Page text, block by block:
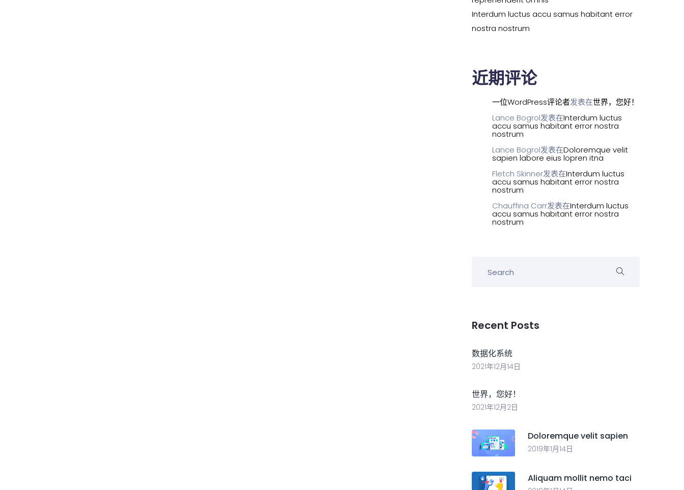
Interdum luctus accu samus habitant error
nostra nostrum
近期评论
一位WordPress评论者发表在世界，您好！
Lance Bogrol发表在Interdum luctus
accu samus habitant error nostra
nostrum
Lance Bogrol发表在Doloremque velit
sapien labore eius lopren itna
Fletch Skinner发表在Interdum luctus
accu samus habitant error nostra
nostrum
Chauffina Carr发表在Interdum luctus
accu samus habitant error nostra
nostrum
Recent Posts
数据化系统
2021年12月14日
世界，您好！
2021年12月2日
Doloremque velit sapien
2019年1月14日
Aliquam mollit nemo taci